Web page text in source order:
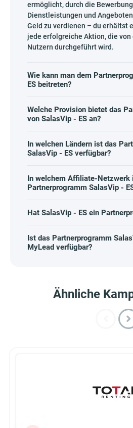
ermöglicht, durch die
Dienstleistungen und
Geld zu verdienen – du erhältst
jede erfolgreiche Aktion, die von
Nutzern durchgeführt wird.
Wie kann man dem
ES beitreten?
Welche Provision bietet das
von SalasVip - ES an?
In welchen Ländern ist das
SalasVip - ES verfügbar?
In welchem Affiliate-Netzwerk
Partnerprogramm SalasVip -
Hat SalasVip - ES ein
Ist das Partnerprogramm
MyLead verfügbar?
Ähnliche